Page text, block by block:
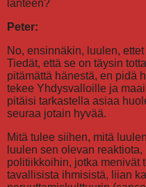
länteen?
Peter:
No, ensinnäkin, luulen,
Tiedät, että se on täysin
pitämättä hänestä, en pidä
tekee Yhdysvalloille ja
pitäisi tarkastella asiaa
seuraa jotain hyvää.
Mitä tulee siihen, mitä
luulen sen olevan
politiikkoihin, jotka menivät
tavallisista ihmisistä, liian